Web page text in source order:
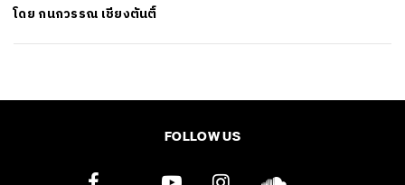
โดย กนกวรรณ เชียงตันติ์
FOLLOW US